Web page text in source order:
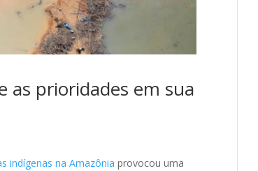
as prioridades em sua
indígenas na Amazônia provocou uma